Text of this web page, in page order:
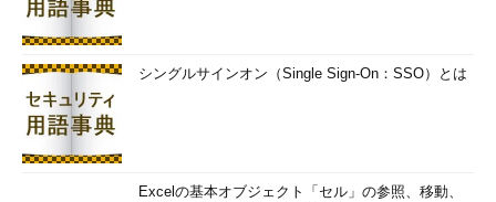
シングルサインオン（Single Sign-On：SSO）とは
Excelの基本オブジェクト「セル」の参照、移動、